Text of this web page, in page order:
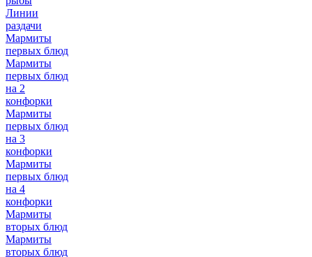
Линии
раздачи
Мармиты
первых блюд
Мармиты
первых блюд
на 2
конфорки
Мармиты
первых блюд
на 3
конфорки
Мармиты
первых блюд
на 4
конфорки
Мармиты
вторых блюд
Мармиты
вторых блюд